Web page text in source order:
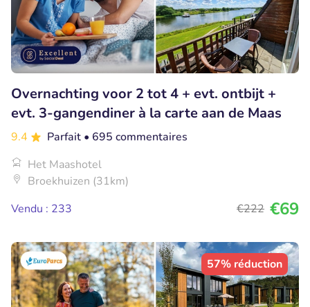
Overnachting voor 2 tot 4 + evt. ontbijt +
evt. 3-gangendiner à la carte aan de Maas
9.4 Parfait • 695 commentaires
Het Maashotel
Broekhuizen (31km)
Vendu : 233
€222 €69
57% réduction